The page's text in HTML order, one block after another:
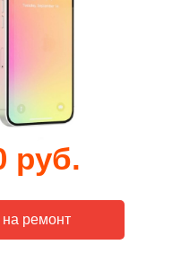
руб.